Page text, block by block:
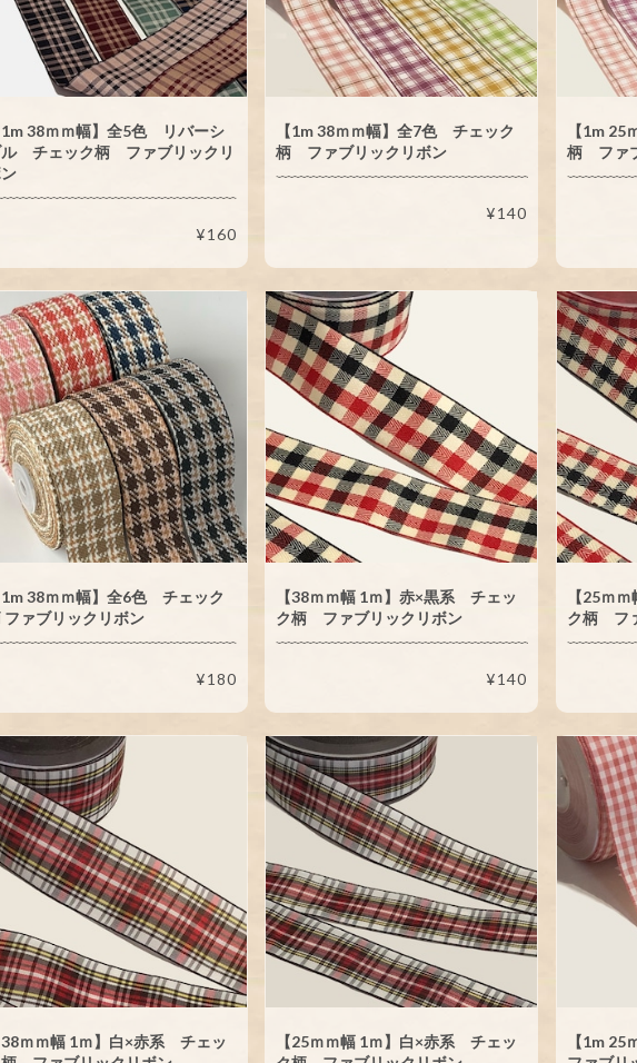
38ｍｍ幅】全5色 リバーシ
チェック柄 ファブリックリ
¥160
【1m 38ｍｍ幅】全7色 チェック
柄 ファブリックリボン
¥140
【1m
柄 ファ
38ｍｍ幅】全6色 チェック
ファブリックリボン
¥180
【38ｍｍ幅 1ｍ】赤×黒系 チェッ
ク柄 ファブリックリボン
¥140
【25ｍ
ク柄 フ
ｍｍ幅 1ｍ】白×赤系 チェッ
【25ｍｍ幅 1ｍ】白×赤系 チェッ
【1m 25